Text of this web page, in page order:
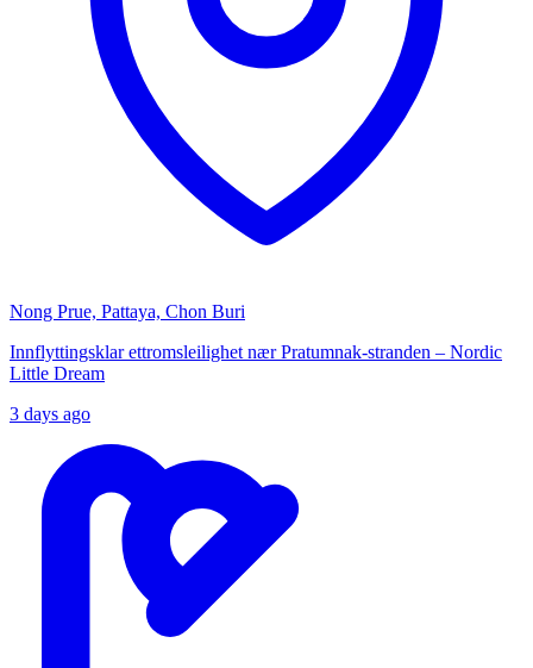
Nong Prue, Pattaya, Chon Buri
Innflyttingsklar ettromsleilighet nær Pratumnak-stranden – Nordic
Little Dream
3 days ago